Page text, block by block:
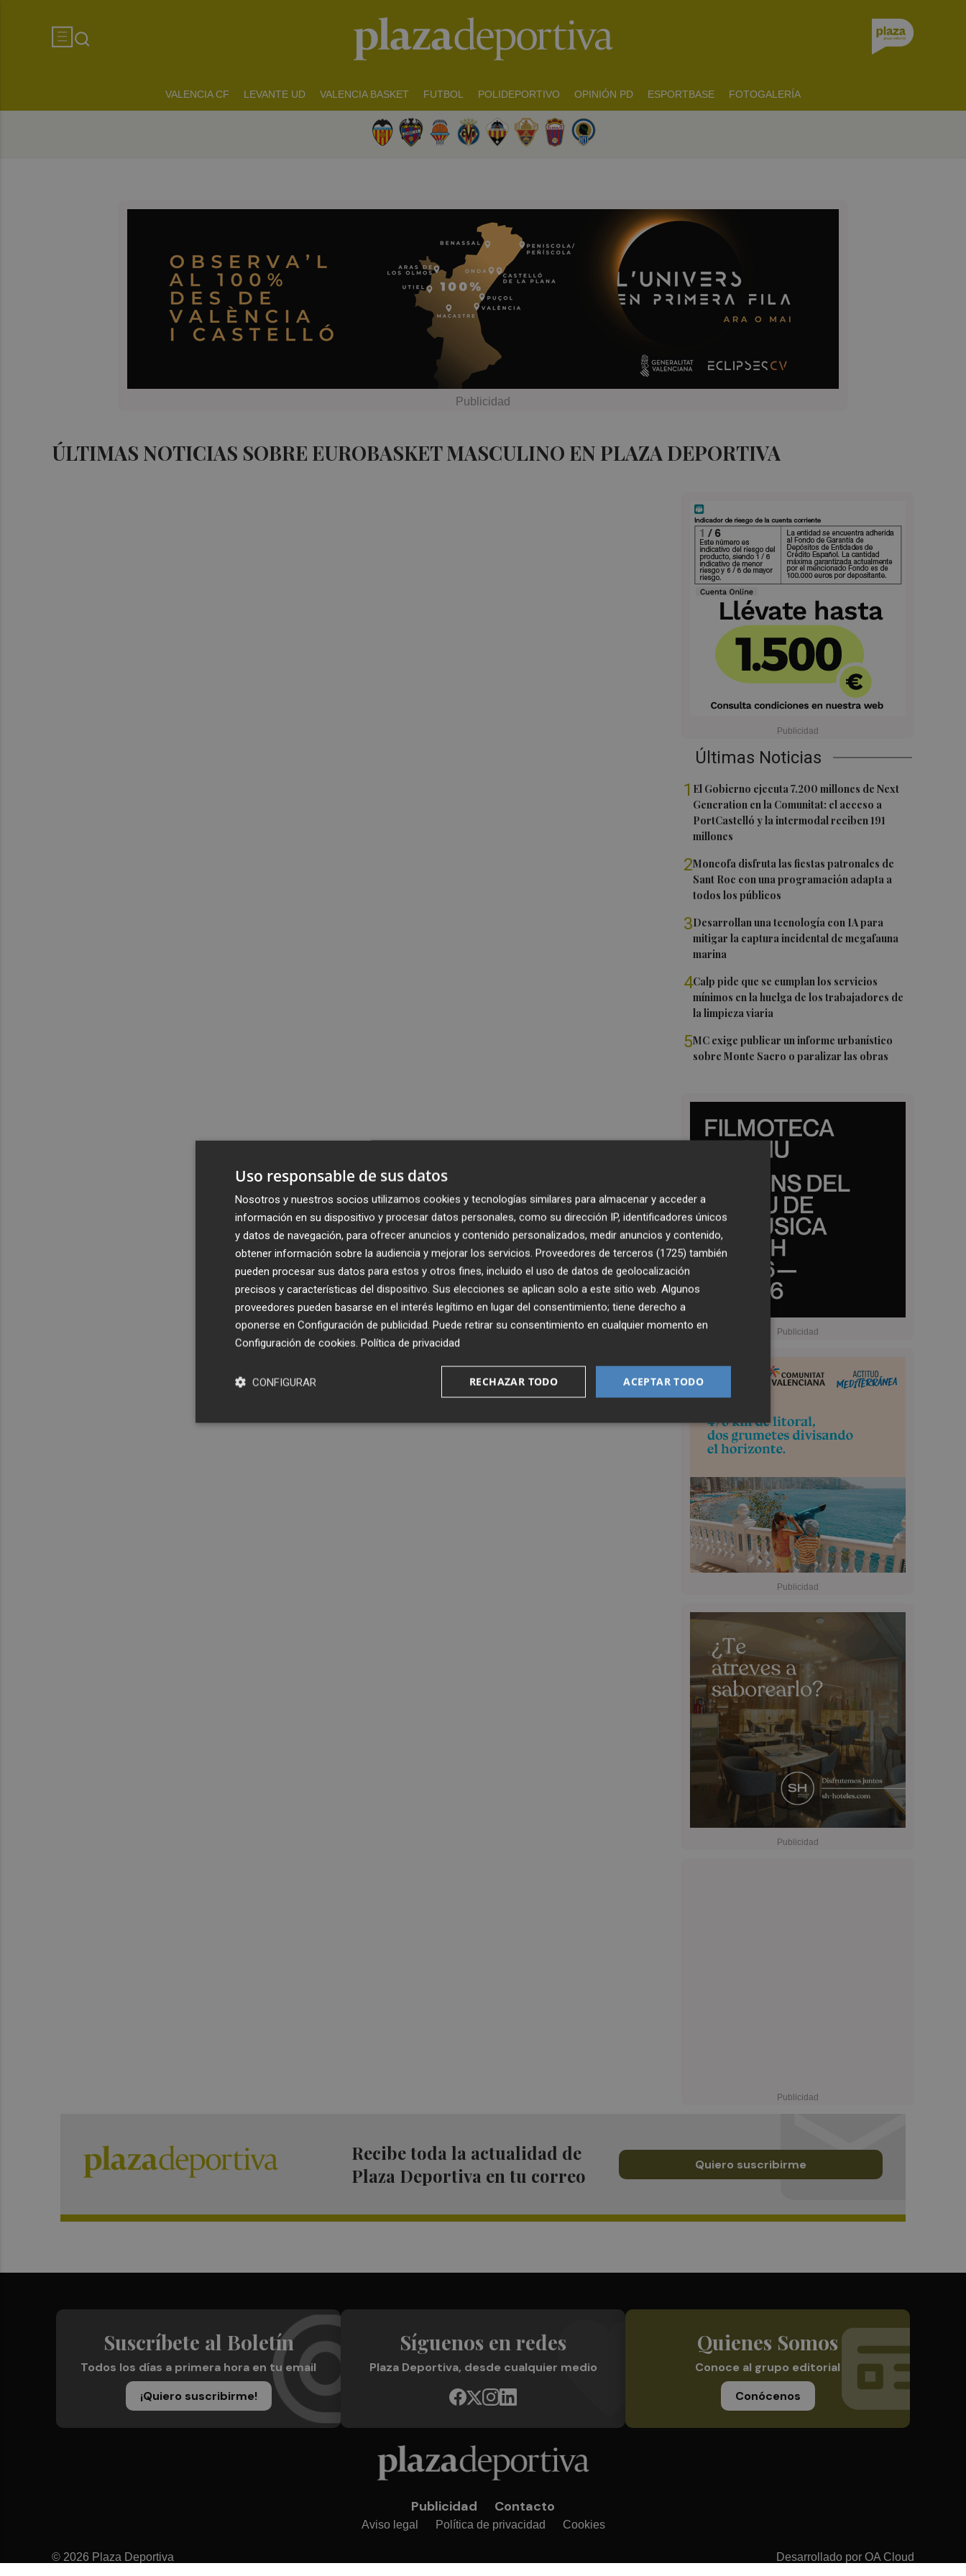
VALENCIA CF LEVANTE UD VALENCIA BASKET FUTBOL POLIDEPORTIVO OPINIÓN PD ESPORTBASE FOTOGALERÍA
ÚLTIMAS NOTICIAS SOBRE EUROBASKET MASCULINO EN PLAZA DEPORTIVA
Últimas Noticias
1 El Gobierno ejecuta 7.200 millones de Next
Generation en la Comunitat: el acceso a
PortCastelló y la intermodal reciben 191
millones
2Moncofa disfruta las fiestas patronales de
Sant Roc con una programación adapta a
todos los públicos
3Desarrollan una tecnología con IA para
mitigar la captura incidental de megafauna
marina
4Calp pide que se cumplan los servicios
mínimos en la huelga de los trabajadores de
la limpieza viaria
5MC exige publicar un informe urbanístico
sobre Monte Sacro o paralizar las obras
Recibe toda la actualidad de
Plaza Deportiva en tu correo
Quiero suscribirme
Suscríbete al Boletín
Todos los días a primera hora en tu email
¡Quiero suscribirme!
Síguenos en redes
Plaza Deportiva, desde cualquier medio
Quienes Somos
Conoce al grupo editorial
Conócenos
Publicidad Contacto
Aviso legal Política de privacidad Cookies
© 2026 Plaza Deportiva Desarrollado por OA Cloud
Uso responsable de sus datos
Nosotros y nuestros socios utilizamos cookies y tecnologías similares para almacenar y acceder a
información en su dispositivo y procesar datos personales, como su dirección IP, identificadores únicos
y datos de navegación, para ofrecer anuncios y contenido personalizados, medir anuncios y contenido,
obtener información sobre la audiencia y mejorar los servicios. Proveedores de terceros (1725) también
pueden procesar sus datos para estos y otros fines, incluido el uso de datos de geolocalización
precisos y características del dispositivo. Sus elecciones se aplican solo a este sitio web. Algunos
proveedores pueden basarse en el interés legítimo en lugar del consentimiento; tiene derecho a
oponerse en Configuración de publicidad. Puede retirar su consentimiento en cualquier momento en
Configuración de cookies. Política de privacidad
ACEPTAR TODO
RECHAZAR TODO
CONFIGURAR